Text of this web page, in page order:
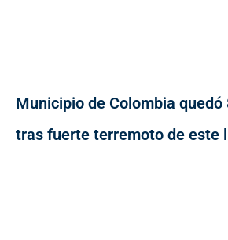
Municipio de Colombia quedó
tras fuerte terremoto de este